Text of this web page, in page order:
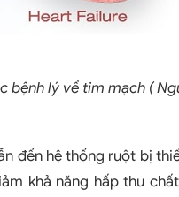
bệnh lý về tim mạch (
đến hệ thống ruột bị
khả năng hấp thu